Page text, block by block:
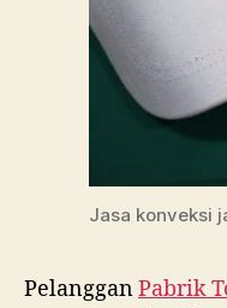
Jasa konveksi
PelangganPabrik